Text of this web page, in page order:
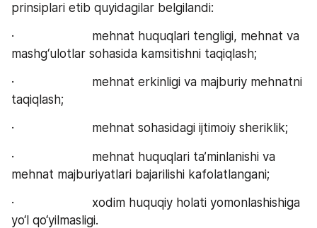
prinsiplari etib quyidagilar belgilandi:
·                      mehnat huquqlari tengligi, mehnat va
mashg‘ulotlar sohasida kamsitishni taqiqlash;
·                      mehnat erkinligi va majburiy mehnatni
taqiqlash;
·                      mehnat sohasidagi ijtimoiy sheriklik;
·                      mehnat huquqlari ta’minlanishi va
mehnat majburiyatlari bajarilishi kafolatlangani;
·                      xodim huquqiy holati yomonlashishiga
yo‘l qo‘yilmasligi.